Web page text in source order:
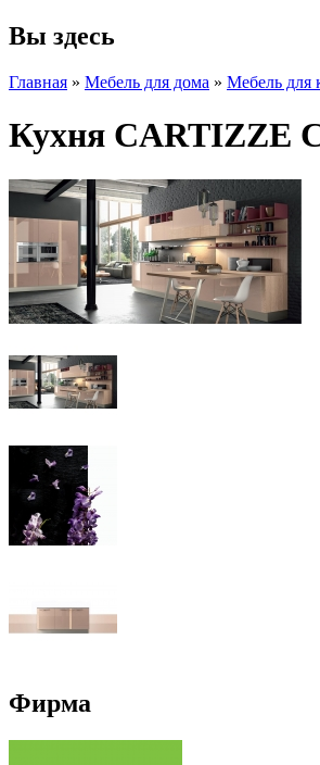
Вы здесь
Главная » Мебель для дома » Мебель для
Кухня CARTIZZE
Фирма